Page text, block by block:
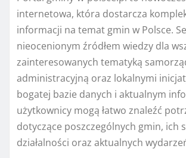
internetowa, która dostarcza
informacji na temat gmin w Polsce.
nieocenionym źródłem wiedzy dla
zainteresowanych tematyką
administracyjną oraz lokalnymi
bogatej bazie danych i aktualnym
użytkownicy mogą łatwo znaleźć
dotyczące poszczególnych gmin, ich
działalności oraz aktualnych